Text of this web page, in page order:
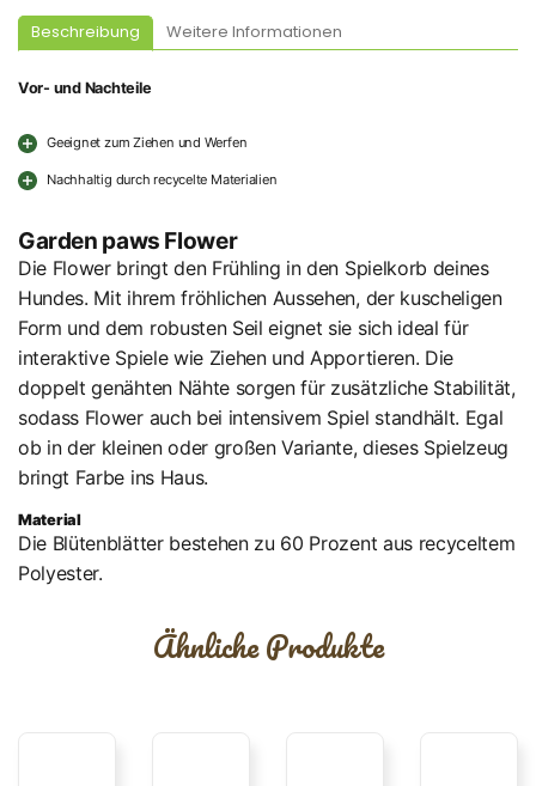
Beschreibung Weitere Informationen
Vor- und Nachteile
Geeignet zum Ziehen und Werfen
Nachhaltig durch recycelte Materialien
Garden paws Flower
Die Flower bringt den Frühling in den Spielkorb deines
Hundes. Mit ihrem fröhlichen Aussehen, der kuscheligen
Form und dem robusten Seil eignet sie sich ideal für
interaktive Spiele wie Ziehen und Apportieren. Die
doppelt genähten Nähte sorgen für zusätzliche Stabilität,
sodass Flower auch bei intensivem Spiel standhält. Egal
ob in der kleinen oder großen Variante, dieses Spielzeug
bringt Farbe ins Haus.
Material
Die Blütenblätter bestehen zu 60 Prozent aus recyceltem
Polyester.
Ähnliche Produkte